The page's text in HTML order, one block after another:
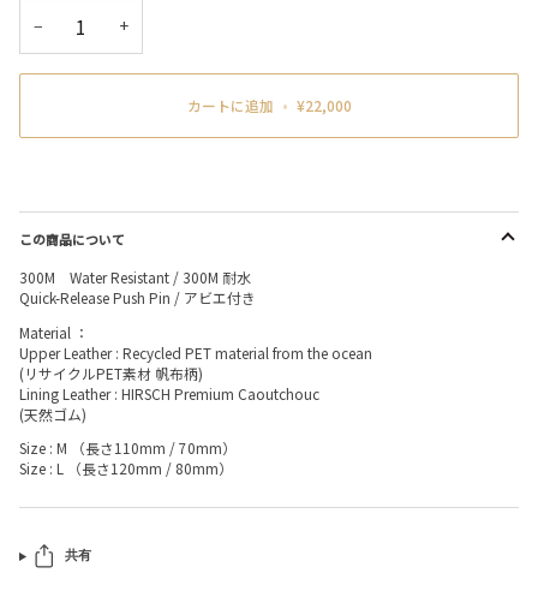
− +
カートに追加 • ¥22,000
この商品について
300M Water Resistant / 300M 耐水
Quick-Release Push Pin / アビエ付き
Material ：
Upper Leather : Recycled PET material from the ocean
(リサイクルPET素材 帆布柄)
Lining Leather : HIRSCH Premium Caoutchouc
(天然ゴム)
Size : M （長さ110mm / 70mm）
Size : L （長さ120mm / 80mm）
共有